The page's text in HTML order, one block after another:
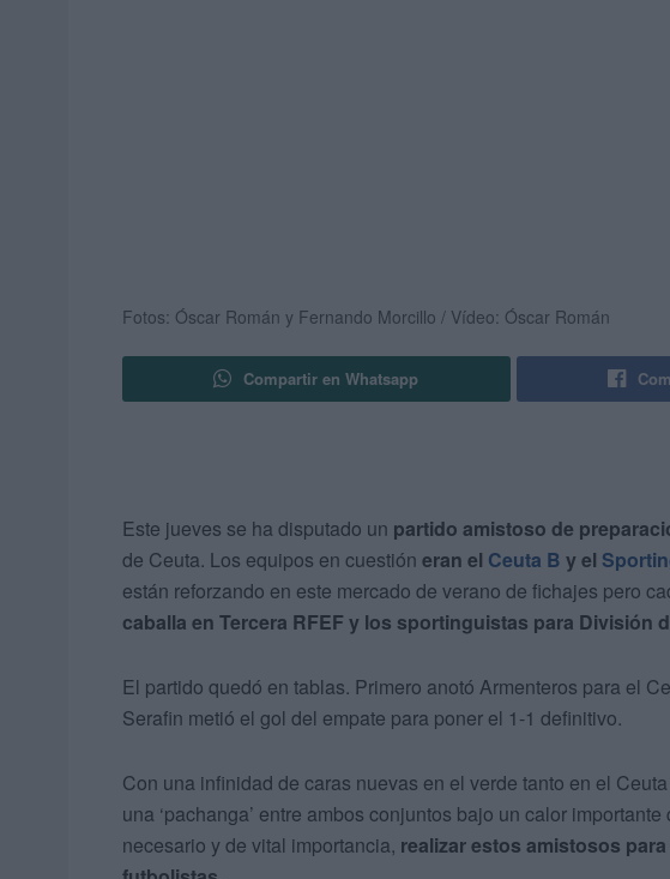
Fotos: Óscar Román y Fernando Morcillo / Vídeo: Óscar Román
Compartir en Whatsapp
Este jueves se ha disputado un partido amistoso de
de Ceuta. Los equipos en cuestión eran el Ceuta B y el
están reforzando en este mercado de verano de fichajes pero
caballa en Tercera RFEF y los sportinguistas para División
El partido quedó en tablas. Primero anotó Armenteros para el
Serafin metió el gol del empate para poner el 1-1 definitivo.
Con una infinidad de caras nuevas en el verde tanto en el
una ‘pachanga’ entre ambos conjuntos bajo un calor
necesario y de vital importancia, realizar estos amistosos